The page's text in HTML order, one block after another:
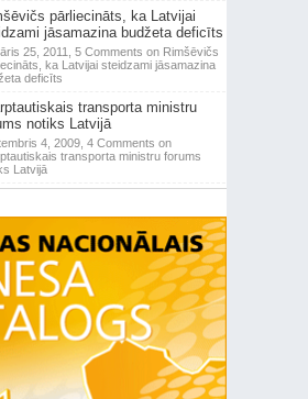
pārliecināts, ka Latvijai
jāsamazina budžeta deficīts
25, 2011, 5 Comments on Rimšēvičs
ka Latvijai steidzami jāsamazina
deficīts
transporta ministru
notiks Latvijā
4, 2009, 4 Comments on
transporta ministru forums
Latvijā